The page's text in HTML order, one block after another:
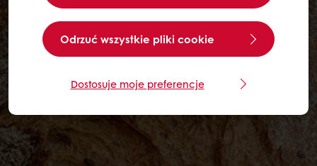
Odrzuć wszystkie pliki cookie
Dostosuje moje preferencje